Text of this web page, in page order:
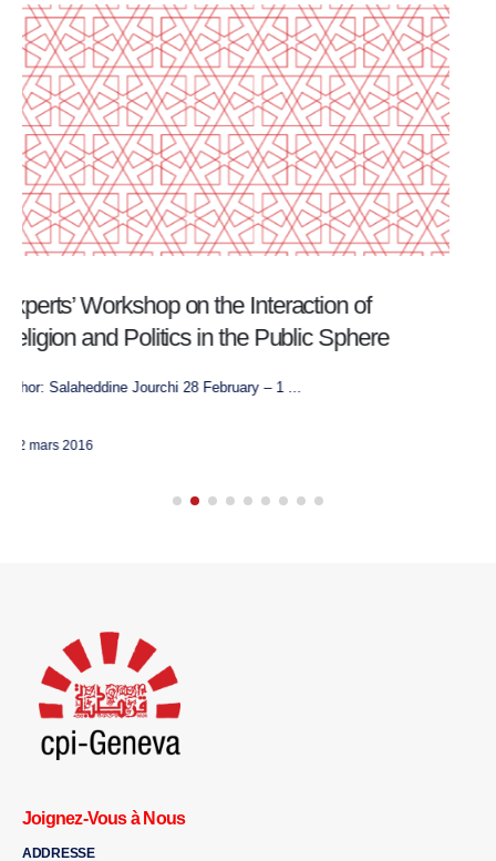
Rapport d’atelier: renforcement de la
participation politique et de l’engagement
Joignez-Vous à Nous